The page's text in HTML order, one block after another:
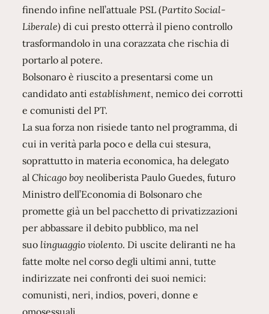
finendo infine nell’attuale PSL (Partito Social-
Liberale) di cui presto otterrà il pieno controllo
trasformandolo in una corazzata che rischia di
portarlo al potere.
Bolsonaro è riuscito a presentarsi come un
candidato antiestablishment, nemico dei corrotti
e comunisti del PT.
La sua forza non risiede tanto nel programma, di
cui in verità parla poco e della cui stesura,
soprattutto in materia economica, ha delegato
alChicago boy neoliberista Paulo Guedes, futuro
Ministro dell’Economia di Bolsonaro che
promette già un bel pacchetto di privatizzazioni
per abbassare il debito pubblico, ma nel
suo linguaggio violento. Di uscite deliranti ne ha
fatte molte nel corso degli ultimi anni, tutte
indirizzate nei confronti dei suoi nemici:
comunisti, neri, indios, poveri, donne e